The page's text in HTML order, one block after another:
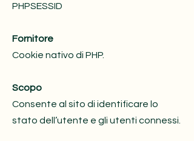
PHPSESSID
Fornitore
Cookie nativo di PHP.
Scopo
Consente al sito di identificare lo
stato dell’utente e gli utenti connessi.